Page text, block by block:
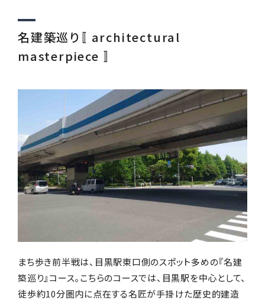
名建築巡り〚 architectural
masterpiece 〛
まち歩き前半戦は、目黒駅東口側のスポット多めの『名建
築巡り』コース。こちらのコースでは、目黒駅を中心として、
徒歩約10分圏内に点在する名匠が手掛けた歴史的建造